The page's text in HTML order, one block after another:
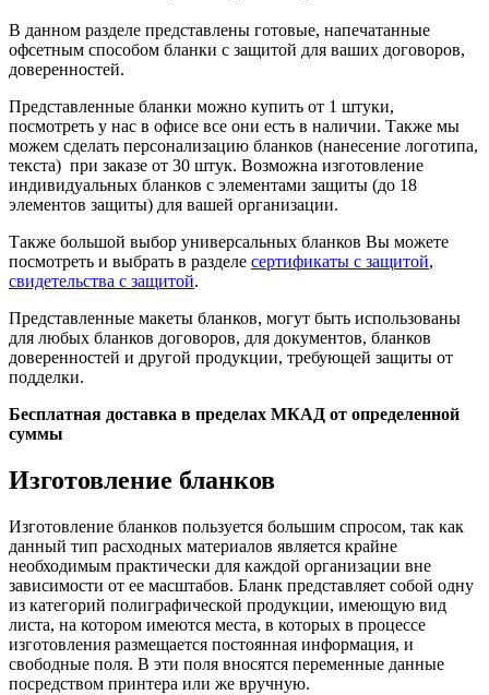
В данном разделе представлены готовые, напечатанные
офсетным способом бланки с защитой для ваших договоров,
доверенностей.
Представленные бланки можно купить от 1 штуки,
посмотреть у нас в офисе все они есть в наличии. Также мы
можем сделать персонализацию бланков (нанесение логотипа,
текста) при заказе от 30 штук. Возможна изготовление
индивидуальных бланков с элементами защиты (до 18
элементов защиты) для вашей организации.
Также большой выбор универсальных бланков Вы можете
посмотреть и выбрать в разделе сертификаты с защитой,
свидетельства с защитой.
Представленные макеты бланков, могут быть использованы
для любых бланков договоров, для документов, бланков
доверенностей и другой продукции, требующей защиты от
подделки.
Бесплатная доставка в пределах МКАД от определенной
суммы
Изготовление бланков
Изготовление бланков пользуется большим спросом, так как
данный тип расходных материалов является крайне
необходимым практически для каждой организации вне
зависимости от ее масштабов. Бланк представляет собой одну
из категорий полиграфической продукции, имеющую вид
листа, на котором имеются места, в которых в процессе
изготовления размещается постоянная информация, и
свободные поля. В эти поля вносятся переменные данные
посредством принтера или же вручную.